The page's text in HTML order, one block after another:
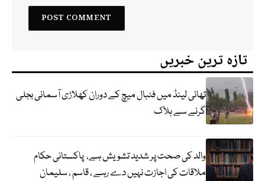
تازہ ترین خبریں
تھائی لینڈ میں فٹبال میچ کے دوران کھلاڑی آسمانی بجلی
گرنے سے ہلاک
والد کی صحت پر شدید تشویش ہے، پاکستانی حکام
ملاقات کی اجازت نہیں دے رہے ، قاسم ، سلیمان